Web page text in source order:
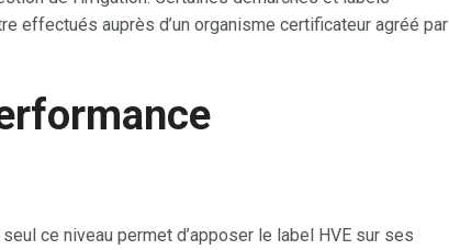
effectués auprès d’un organisme certificateur agréé par
ce niveau permet d’apposer le label HVE sur ses